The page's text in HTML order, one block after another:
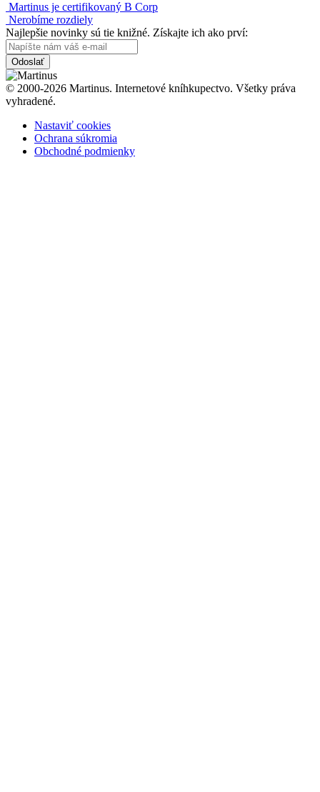
Martinus je certifikovaný B Corp
Nerobíme rozdiely
Najlepšie novinky sú tie knižné. Získajte ich ako prví:
Odoslať
© 2000-2026 Martinus. Internetové kníhkupectvo. Všetky práva
vyhradené.
Nastaviť cookies
Ochrana súkromia
Obchodné podmienky